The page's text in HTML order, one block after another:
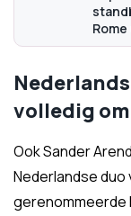
volledig om
Ook Sander
Nederlandse
gerenommeerde